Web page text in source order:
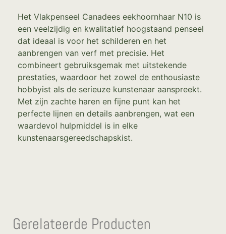
Het Vlakpenseel Canadees eekhoornhaar N10 is
een veelzijdig en kwalitatief hoogstaand penseel
dat ideaal is voor het schilderen en het
aanbrengen van verf met precisie. Het
combineert gebruiksgemak met uitstekende
prestaties, waardoor het zowel de enthousiaste
hobbyist als de serieuze kunstenaar aanspreekt.
Met zijn zachte haren en fijne punt kan het
perfecte lijnen en details aanbrengen, wat een
waardevol hulpmiddel is in elke
kunstenaarsgereedschapskist.
Gerelateerde Producten